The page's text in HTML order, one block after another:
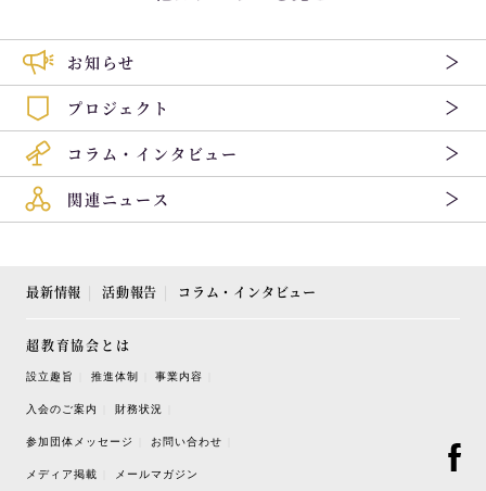
お知らせ
プロジェクト
コラム・インタビュー
関連ニュース
最新情報 活動報告 コラム・インタビュー
超教育協会とは
設立趣旨 推進体制 事業内容
入会のご案内 財務状況
参加団体メッセージ お問い合わせ
メディア掲載 メールマガジン